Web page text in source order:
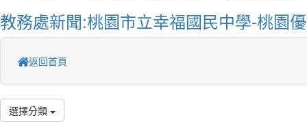
教務處新聞:桃園市立幸福國民中學-桃園
返回首頁
選擇分類